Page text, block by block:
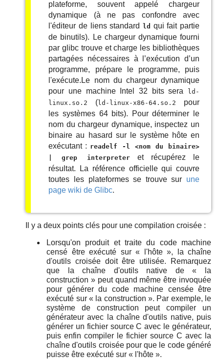
plateforme, souvent appelé chargeur
dynamique (à ne pas confondre avec
l'éditeur de liens standardld qui fait partie
de binutils). Le chargeur dynamique fourni
par glibc trouve et charge les bibliothèques
partagées nécessaires à l’exécution d’un
programme, prépare le programme, puis
l'exécute.Le nom du chargeur dynamique
pour une machine Intel 32 bits sera
ld-
linux.so.2
(ld-linux-x86-64.so.2
pour
les systèmes 64 bits). Pour déterminer le
nom du chargeur dynamique, inspectez un
binaire au hasard sur le système hôte en
exécutant : readelf -l <nom du binaire>
| grep interpreteret récupérez le
résultat. La référence officielle qui couvre
toutes les plateformes se trouve sur une
page wiki de Glibc.
Il y a deux points clés pour une compilation croisée :
Lorsqu'on produit et traite du code machine
censé être exécuté sur« l'hôte», la chaîne
d'outils croisée doit être utilisée. Remarquez
que la chaîne d'outils native de«
la
construction »peut quand même être invoquée
pour générer du code machine censée être
exécuté sur « la construction ». Par exemple, le
système de construction peut compiler un
générateur avec la chaîne d'outils native, puis
générer un fichier source C avec le générateur,
puis enfin compiler le fichier source C avec la
chaîne d'outils croisée pour que le code généré
puisse être exécuté sur« l'hôte ».